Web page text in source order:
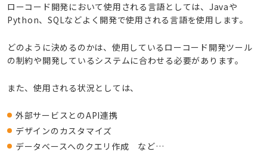
ローコード開発において使用される言語としては、Javaや
Python、SQLなどよく開発で使用される言語を使用します。
どのように決めるのかは、使用しているローコード開発ツール
の制約や開発しているシステムに合わせる必要があります。
また、使用される状況としては、
外部サービスとのAPI連携
デザインのカスタマイズ
データベースへのクエリ作成 など…